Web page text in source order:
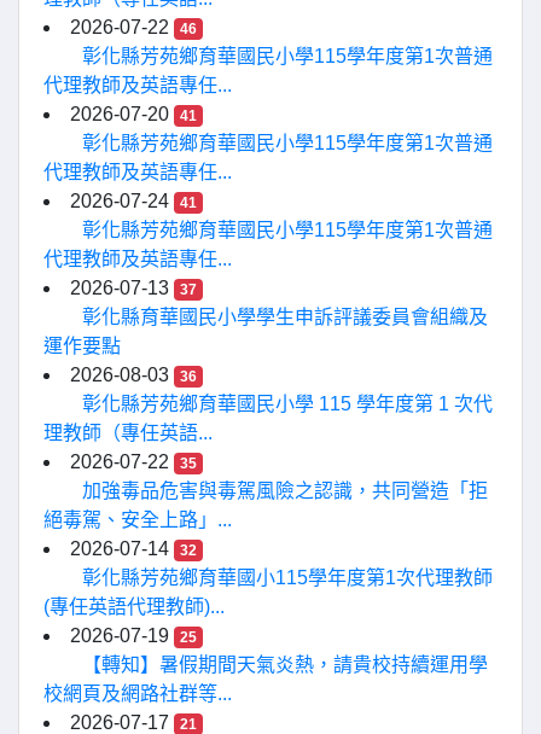
2026-07-22
46
彰化縣芳苑鄉育華國民小學115學年度第1次普通
代理教師及英語專任...
2026-07-20
41
彰化縣芳苑鄉育華國民小學115學年度第1次普通
代理教師及英語專任...
2026-07-24
41
彰化縣芳苑鄉育華國民小學115學年度第1次普通
代理教師及英語專任...
2026-07-13
37
彰化縣育華國民小學學生申訴評議委員會組織及
運作要點
2026-08-03
36
彰化縣芳苑鄉育華國民小學 115 學年度第 1 次代
理教師（專任英語...
2026-07-22
35
加強毒品危害與毒駕風險之認識，共同營造「拒
絕毒駕、安全上路」...
2026-07-14
32
彰化縣芳苑鄉育華國小115學年度第1次代理教師
(專任英語代理教師)...
2026-07-19
25
【轉知】暑假期間天氣炎熱，請貴校持續運用學
校網頁及網路社群等...
2026-07-17
21